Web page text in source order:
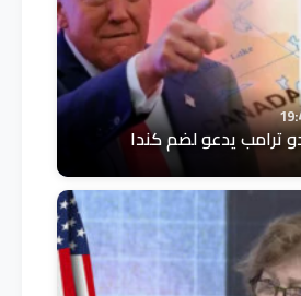
ترامب يدعو لضم كندا